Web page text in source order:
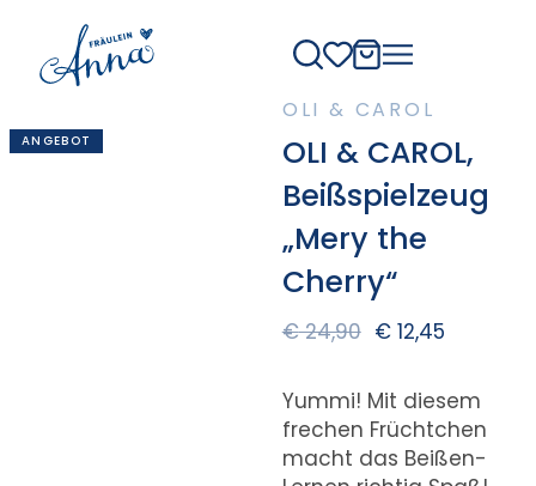
ANGEBOT
OLI & CAROL
OLI & CAROL,
Beißspielzeug
„Mery the
Cherry“
€24,90 €12,45
Yummi! Mit diesem
frechen Früchtchen
macht das Beißen-